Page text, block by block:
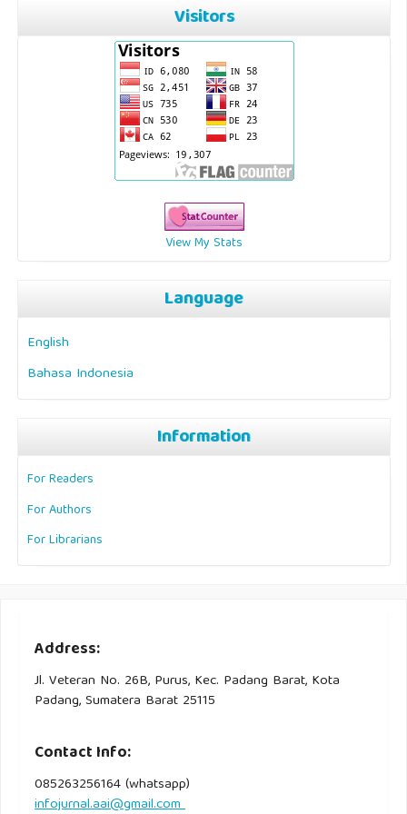
Visitors
View My Stats
Language
English
Bahasa Indonesia
Information
For Readers
For Authors
For Librarians
Address:
Jl. Veteran No. 26B, Purus, Kec. Padang Barat, Kota
Padang, Sumatera Barat 25115
Contact Info:
085263256164 (whatsapp)
infojurnal.aai@gmail.com